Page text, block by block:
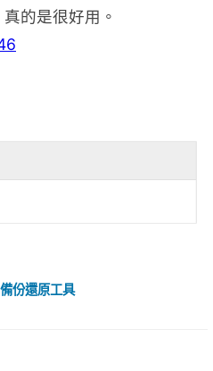
的是很好用。
份還原工具